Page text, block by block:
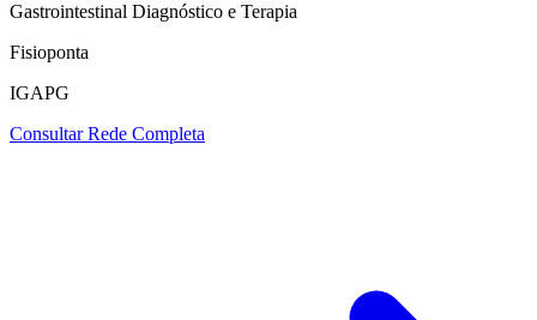
Gastrointestinal Diagnóstico e Terapia
Fisioponta
IGAPG
Consultar Rede Completa